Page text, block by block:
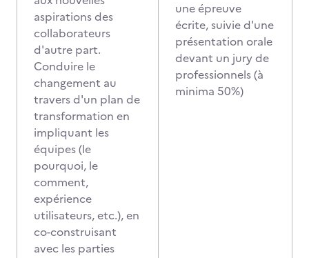
aspirations des
collaborateurs
d'autre part.
Conduire le
changement au
travers d'un plan de
transformation en
impliquant les
équipes (le
pourquoi, le
comment,
expérience
utilisateurs, etc.), en
co-construisant
avec les parties
une épreuve
écrite, suivie d'une
présentation orale
devant un jury de
professionnels (à
minima 50%)